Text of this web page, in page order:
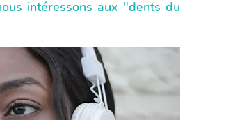
intéressons aux "dents du